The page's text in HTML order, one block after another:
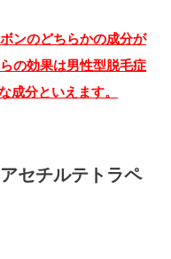
ンのどちらかの成分が
の効果は男性型脱毛症
成分といえます。
セチルテトラペ